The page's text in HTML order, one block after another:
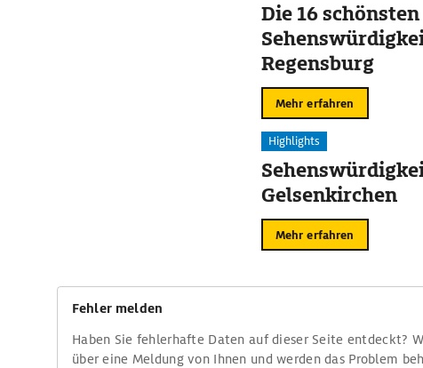
Die 16 schönsten
Regensburg
Mehr erfahren
Highlights
Gelsenkirchen
Mehr erfahren
Fehler melden
Haben Sie fehlerhafte Daten auf dieser Seite entdeckt?
über eine Meldung von Ihnen und werden das Problem